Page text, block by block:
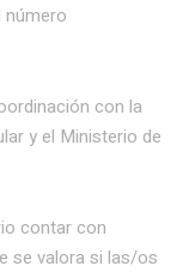
con la
y el Ministerio de
contar con
se valora si las/os